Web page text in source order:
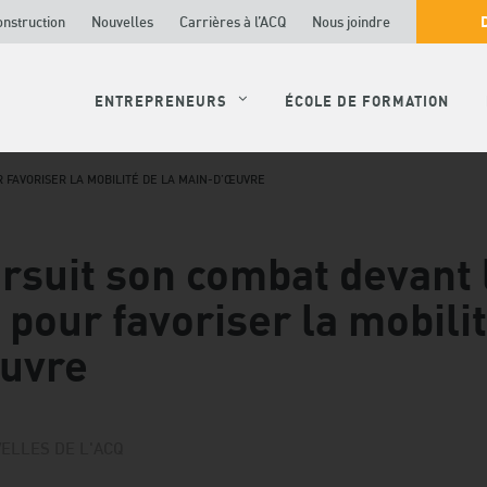
ENTREPRENEURS ÉCOLE DE FORMATION
Nouvelles Carrières à l’ACQ Nous joindre
FAVORISER LA MOBILITÉ DE LA MAIN-D’ŒUVRE
son combat devant
favoriser la